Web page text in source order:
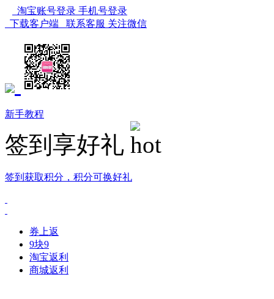
淘宝账号登录 手机号登录
下载客户端
联系客服 关注微信
新手教程
签到享好礼
签到获取积分，积分可换好礼
券上返
9块9
淘宝返利
商城返利